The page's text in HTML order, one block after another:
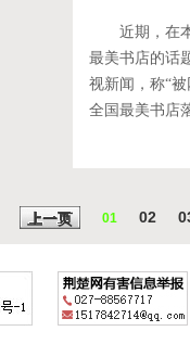
近期，在
最美书店的话
视新闻，称“
全国最美书店
上一页 01 02